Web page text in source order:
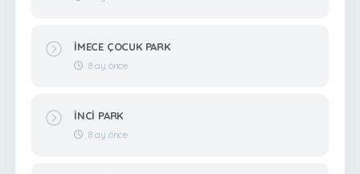
İMECE ÇOCUK PARK
8 ay önce
İNCİ PARK
8 ay önce